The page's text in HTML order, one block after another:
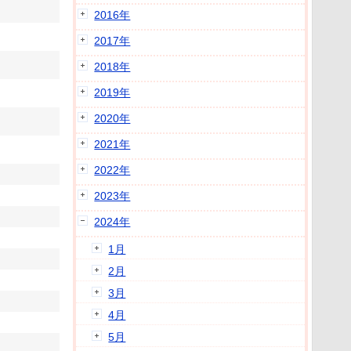
2016年
2017年
2018年
2019年
2020年
2021年
2022年
2023年
2024年
1月
2月
3月
4月
5月